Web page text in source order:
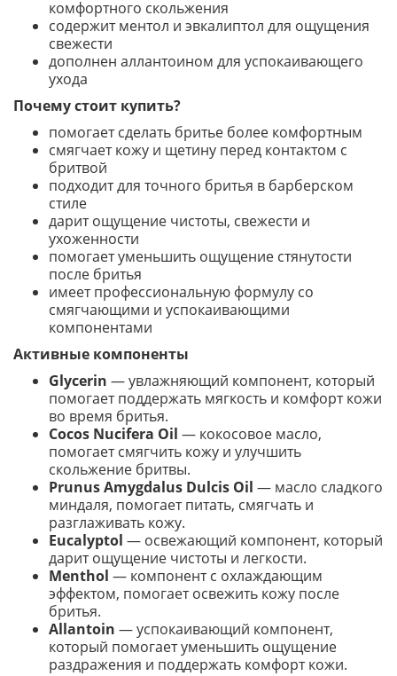
комфортного скольжения
содержит ментол и эвкалиптол для ощущения
свежести
дополнен аллантоином для успокаивающего
ухода
Почему стоит купить?
помогает сделать бритье более комфортным
смягчает кожу и щетину перед контактом с
бритвой
подходит для точного бритья в барберском
стиле
дарит ощущение чистоты, свежести и
ухоженности
помогает уменьшить ощущение стянутости
после бритья
имеет профессиональную формулу со
смягчающими и успокаивающими
компонентами
Активные компоненты
Glycerin — увлажняющий компонент, который
помогает поддержать мягкость и комфорт кожи
во время бритья.
Cocos Nucifera Oil — кокосовое масло,
помогает смягчить кожу и улучшить
скольжение бритвы.
Prunus Amygdalus Dulcis Oil — масло сладкого
миндаля, помогает питать, смягчать и
разглаживать кожу.
Eucalyptol — освежающий компонент, который
дарит ощущение чистоты и легкости.
Menthol — компонент с охлаждающим
эффектом, помогает освежить кожу после
бритья.
Allantoin — успокаивающий компонент,
который помогает уменьшить ощущение
раздражения и поддержать комфорт кожи.